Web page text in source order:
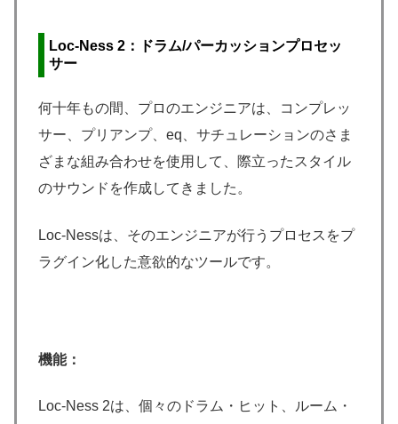
Loc-Ness 2：
ドラム/パーカッションプロセッ
サー
何十年もの間、プロのエンジニアは、コンプレッ
サー、プリアンプ、eq、サチュレーションのさま
ざまな組み合わせを使用して、際立ったスタイル
のサウンドを作成してきました。
Loc-Nessは、そのエンジニアが行うプロセスをプ
ラグイン化した意欲的なツールです。
機能：
Loc-Ness 2は、個々のドラム・ヒット、ルーム・